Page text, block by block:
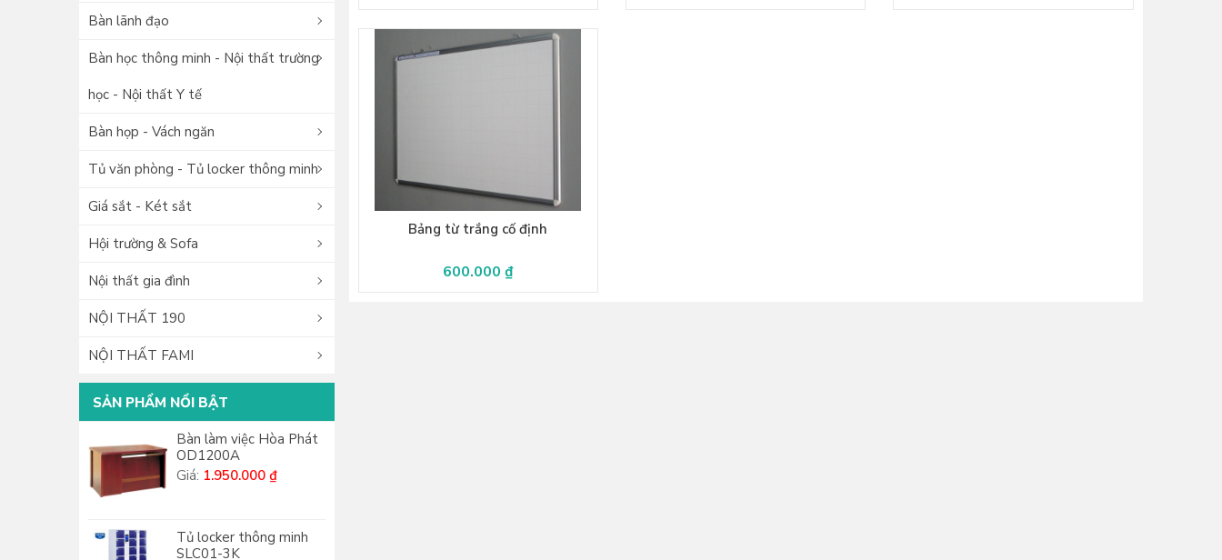
Bàn lãnh đạo
Bàn học thông minh - Nội thất trường
học - Nội thất Y tế
Bàn họp - Vách ngăn
Tủ văn phòng - Tủ locker thông minh
Giá sắt - Két sắt
Hội trường & Sofa
Nội thất gia đình
NỘI THẤT 190
NỘI THẤT FAMI
SẢN PHẨM NỔI BẬT
Bàn làm việc Hòa Phát
OD1200A
Giá: 1.950.000 ₫
Tủ locker thông minh
SLC01-3K
Bảng từ trắng cố định
600.000 ₫